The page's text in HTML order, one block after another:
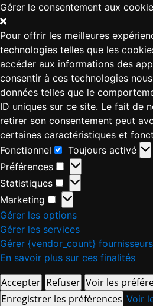
Gérer le consentement aux
Pour offrir les meilleures
technologies telles que les
accéder aux informations des
consentir à ces technologies
données telles que le
ID uniques sur ce site. Le fait de
retirer son consentement peut
certaines caractéristiques et
Fonctionnel
Toujours activé
Préférences
Statistiques
Marketing
Gérer les options
Gérer les services
Gérer {vendor_count} fournisseurs
En savoir plus sur ces finalités
Accepter Refuser Voir les
Enregistrer les préférences Voir